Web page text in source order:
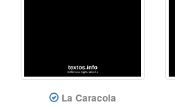
La Caracola